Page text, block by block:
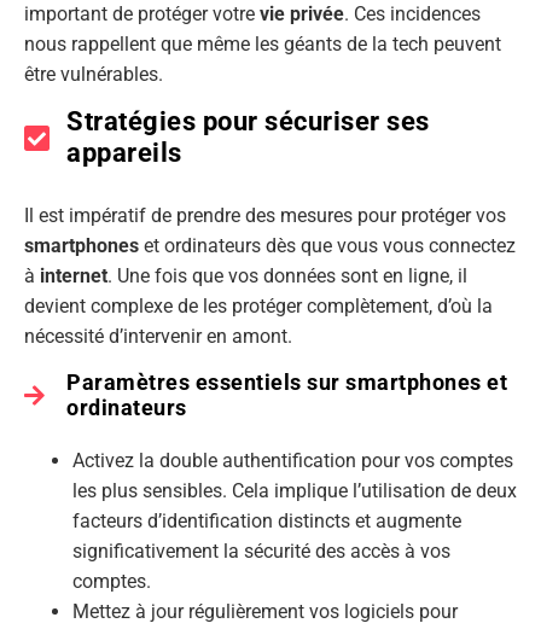
important de protéger votre vie privée. Ces incidences
nous rappellent que même les géants de la tech peuvent
être vulnérables.
Stratégies pour sécuriser ses
appareils
Il est impératif de prendre des mesures pour protéger vos
smartphones et ordinateurs dès que vous vous connectez
à internet. Une fois que vos données sont en ligne, il
devient complexe de les protéger complètement, d’où la
nécessité d’intervenir en amont.
Paramètres essentiels sur smartphones et
ordinateurs
Activez la double authentification pour vos comptes
les plus sensibles. Cela implique l’utilisation de deux
facteurs d’identification distincts et augmente
significativement la sécurité des accès à vos
comptes.
Mettez à jour régulièrement vos logiciels pour